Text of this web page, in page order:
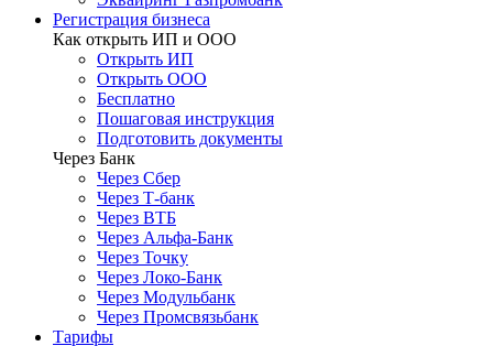
Регистрация бизнеса
Как открыть ИП и ООО
Открыть ИП
Открыть ООО
Бесплатно
Пошаговая инструкция
Подготовить документы
Через Банк
Через Сбер
Через Т-банк
Через ВТБ
Через Альфа-Банк
Через Точку
Через Локо-Банк
Через Модульбанк
Через Промсвязьбанк
Тарифы